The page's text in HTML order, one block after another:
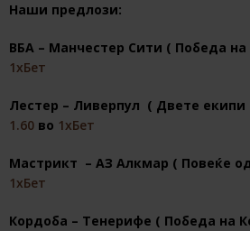
Наши предлози:
ВБА – Манчестер Сити ( Победа на
1хБет
Лестер – Ливерпул ( Двете екипи
1.60 во 1хБет
Мастрикт – АЗ Алкмар ( Повеќе од
1хБет
Кордоба – Тенерифе ( Победа на